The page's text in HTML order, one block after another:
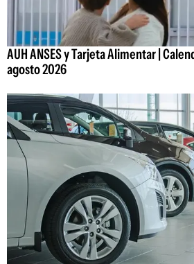
AUH ANSES y Tarjeta Alimentar |
agosto 2026